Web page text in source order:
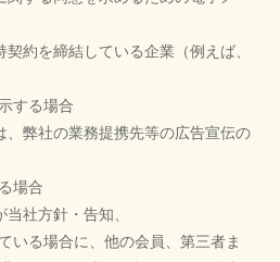
約を締結している企業（例えば、
する場合
、弊社の業務提携先等の広告宣伝の
場合
社方針・告知、
いる場合に、他の会員、第三者ま